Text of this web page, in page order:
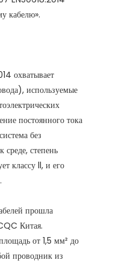
охватывает
используемые
постоянного тока
без
степень
классу ll, и его
прошла
Китая.
от 1,5 мм² до
проводник из